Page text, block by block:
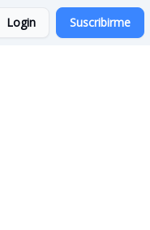
Login Suscribirme